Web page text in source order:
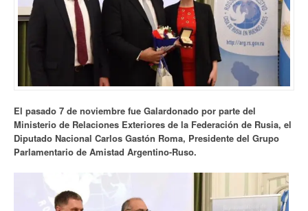
El pasado 7 de noviembre fue Galardonado por parte del
Ministerio de Relaciones Exteriores de la Federación de Rusia, el
Diputado Nacional Carlos Gastón Roma, Presidente del Grupo
Parlamentario de Amistad Argentino-Ruso.